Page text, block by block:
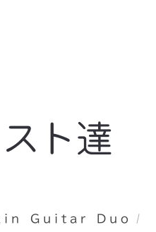
ト達
Guitar Duo